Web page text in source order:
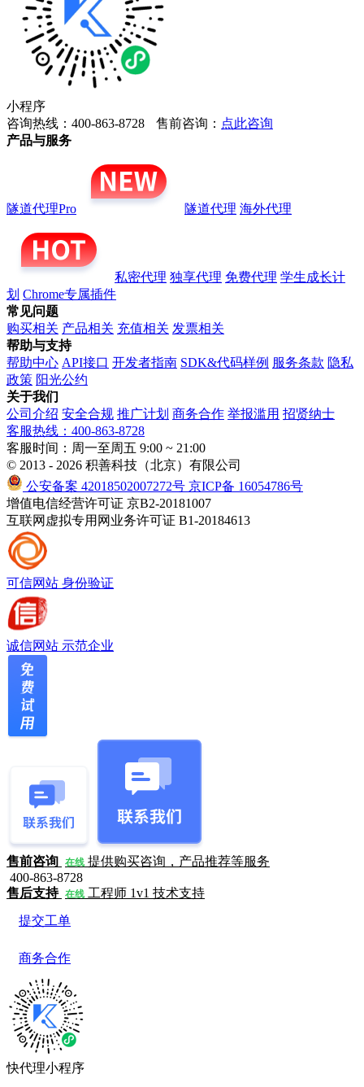
小程序
咨询热线：400-863-8728
售前咨询： 点此咨询
产品与服务
隧道代理Pro 隧道代理 海外代理
私密代理 独享代理 免费代理 学生成长计
划 Chrome专属插件
常见问题
购买相关 产品相关 充值相关 发票相关
帮助与支持
帮助中心 API接口 开发者指南 SDK&代码样例 服务条款 隐私
政策 阳光公约
关于我们
公司介绍 安全合规 推广计划 商务合作 举报滥用 招贤纳士
客服热线：400-863-8728
客服时间：周一至周五 9:00 ~ 21:00
© 2013 - 2026 积善科技（北京）有限公司
公安备案 42018502007272号 京ICP备 16054786号
增值电信经营许可证 京B2-20181007
互联网虚拟专用网业务许可证 B1-20184613
可信网站 身份验证
诚信网站 示范企业
售前咨询 在线 提供购买咨询，产品推荐等服务
400-863-8728
售后支持 在线 工程师 1v1 技术支持
提交工单
商务合作
快代理小程序